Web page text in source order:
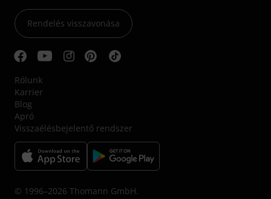
Rendelés visszavonása
Rólunk
Karrier
Blog
Apró
Visszaélésbejelentő rendszer
© 1996–2026 Thomann GmbH.